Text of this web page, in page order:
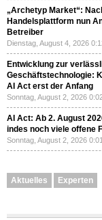
„Archetyp Market“:
Handelsplattform nun
Betreiber
Dienstag, August 4, 2026
Entwicklung zur
Geschäftstechnologie:
AI Act erst der Anfang
Sonntag, August 2, 2026
AI Act: Ab 2. August
indes noch viele offene
Sonntag, August 2, 2026
Aktuelles Experten